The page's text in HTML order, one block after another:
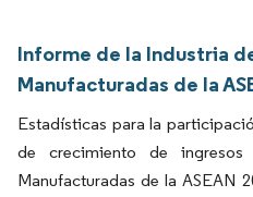
Informe de la Industria
Manufacturadas de la
Estadísticas para la
de crecimiento de
Manufacturadas de la ASEAN